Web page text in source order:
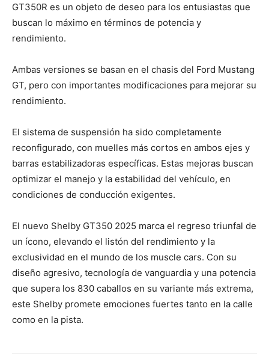
GT350R es un objeto de deseo para los entusiastas que
buscan lo máximo en términos de potencia y
rendimiento.
Ambas versiones se basan en el chasis del Ford Mustang
GT, pero con importantes modificaciones para mejorar su
rendimiento.
El sistema de suspensión ha sido completamente
reconfigurado, con muelles más cortos en ambos ejes y
barras estabilizadoras específicas. Estas mejoras buscan
optimizar el manejo y la estabilidad del vehículo, en
condiciones de conducción exigentes.
El nuevo Shelby GT350 2025 marca el regreso triunfal de
un ícono, elevando el listón del rendimiento y la
exclusividad en el mundo de los muscle cars. Con su
diseño agresivo, tecnología de vanguardia y una potencia
que supera los 830 caballos en su variante más extrema,
este Shelby promete emociones fuertes tanto en la calle
como en la pista.